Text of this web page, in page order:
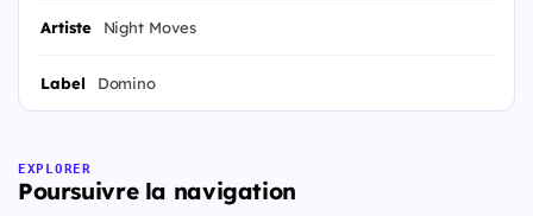
Artiste Night Moves
Label Domino
EXPLORER
Poursuivre la navigation